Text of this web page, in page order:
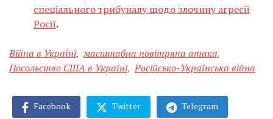
спеціального трибуналу щодо злочину агресії
Росії.
Війна в Україні, масштабна повітряна атака,
Посольство США в Україні, Російсько-Українська війна
Facebook Twitter Telegram